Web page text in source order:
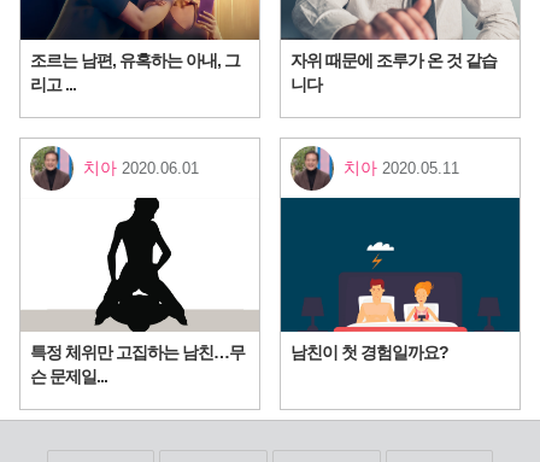
조르는 남편, 유혹하는 아내, 그
리고 ...
자위 때문에 조루가 온 것 같습
니다
치아 2020.06.01
특정 체위만 고집하는 남친…무
슨 문제일...
치아 2020.05.11
남친이 첫 경험일까요?